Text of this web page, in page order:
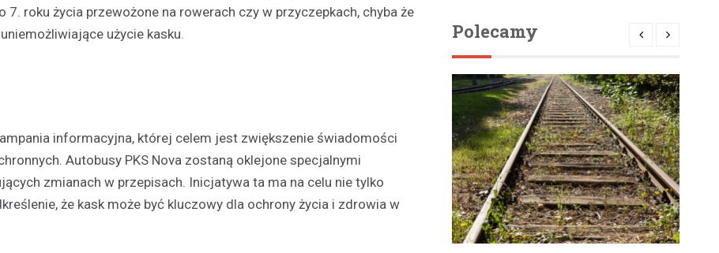
roku życia przewożone na rowerach czy w przyczepkach, chyba że
użycie kasku.
informacyjna, której celem jest zwiększenie świadomości
Autobusy PKS Nova zostaną oklejone specjalnymi
zmianach w przepisach. Inicjatywa ta ma na celu nie tylko
że kask może być kluczowy dla ochrony życia i zdrowia w
Polecamy